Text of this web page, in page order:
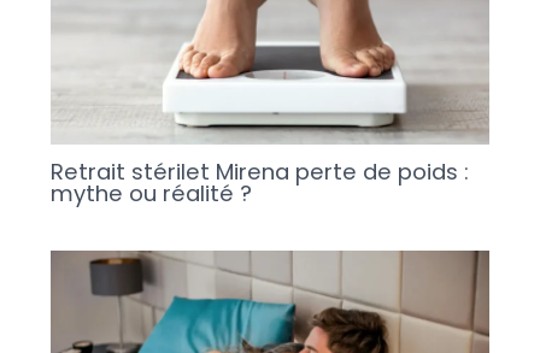
Retrait stérilet Mirena perte de poids :
mythe ou réalité ?